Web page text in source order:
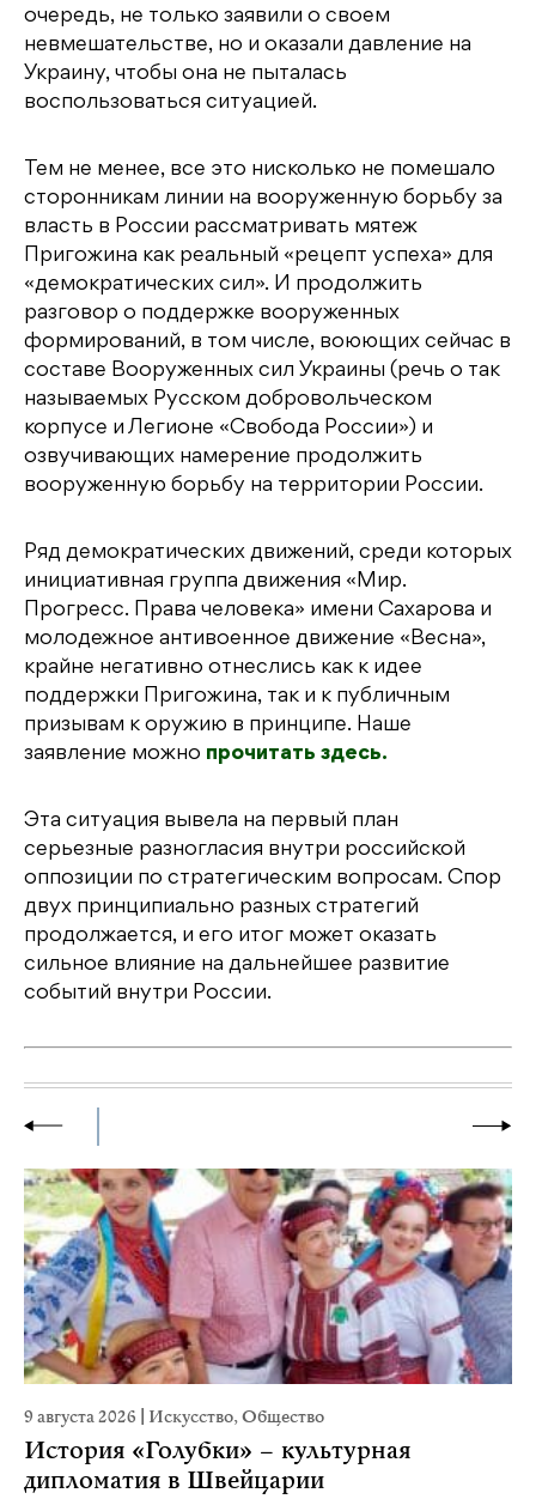
очередь, не только заявили о своем
невмешательстве, но и оказали давление на
Украину, чтобы она не пыталась
воспользоваться ситуацией.
Тем не менее, все это нисколько не помешало
сторонникам линии на вооруженную борьбу за
власть в России рассматривать мятеж
Пригожина как реальный «рецепт успеха» для
«демократических сил». И продолжить
разговор о поддержке вооруженных
формирований, в том числе, воюющих сейчас в
составе Вооруженных сил Украины (речь о так
называемых Русском добровольческом
корпусе и Легионе «Свобода России») и
озвучивающих намерение продолжить
вооруженную борьбу на территории России.
Ряд демократических движений, среди которых
инициативная группа движения «Мир.
Прогресс. Права человека» имени Сахарова и
молодежное антивоенное движение «Весна»,
крайне негативно отнеслись как к идее
поддержки Пригожина, так и к публичным
призывам к оружию в принципе. Наше
заявление можно прочитать здесь.
Эта ситуация вывела на первый план
серьезные разногласия внутри российской
оппозиции по стратегическим вопросам. Спор
двух принципиально разных стратегий
продолжается, и его итог может оказать
сильное влияние на дальнейшее развитие
событий внутри России.
9 августа 2026 Искусство,Общество
История «Голубки» – культурная
дипломатия в Швейцарии